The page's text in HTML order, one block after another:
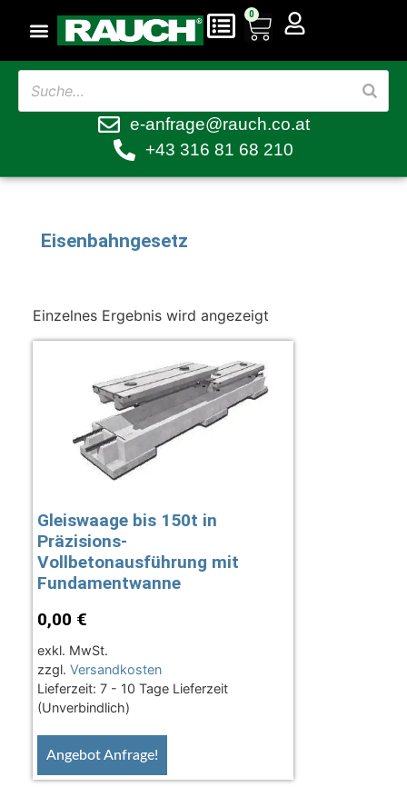
0
e-anfrage@rauch.co.at
+43 316 81 68 210
Eisenbahngesetz
Einzelnes Ergebnis wird angezeigt
Gleiswaage bis 150t in
Präzisions-
Vollbetonausführung mit
Fundamentwanne
0,00 €
exkl. MwSt.
zzgl. Versandkosten
Lieferzeit: 7 - 10 Tage Lieferzeit
(Unverbindlich)
Angebot Anfrage!